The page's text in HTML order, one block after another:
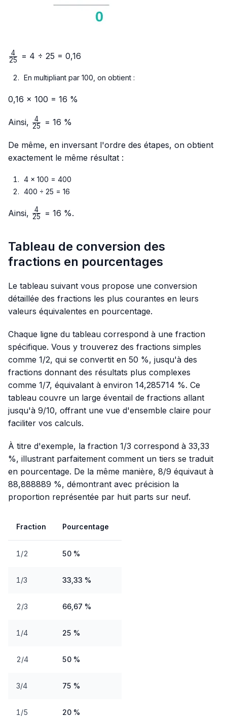
\frac{4}
25
4 = 4 ÷ 25 = 0,16
En multipliant par 100, on obtient :
0,16 × 100 = 16 %
Ainsi, \frac{4}
25
4 = 16 %
De même, en inversant l'ordre des étapes, on obtient
exactement le même résultat :
4 × 100 = 400
400 ÷ 25 = 16
Ainsi, \frac{4}
25
4 = 16 %.
Tableau de conversion des
fractions en pourcentages
Le tableau suivant vous propose une conversion
détaillée des fractions les plus courantes en leurs
valeurs équivalentes en pourcentage.
Chaque ligne du tableau correspond à une fraction
spécifique. Vous y trouverez des fractions simples
comme 1/2, qui se convertit en 50 %, jusqu'à des
fractions donnant des résultats plus complexes
comme 1/7, équivalant à environ 14,285714 %. Ce
tableau couvre un large éventail de fractions allant
jusqu'à 9/10, offrant une vue d'ensemble claire pour
faciliter vos calculs.
À titre d'exemple, la fraction 1/3 correspond à 33,33
%, illustrant parfaitement comment un tiers se traduit
en pourcentage. De la même manière, 8/9 équivaut à
88,888889 %, démontrant avec précision la
proportion représentée par huit parts sur neuf.
Fraction Pourcentage
1/2 50 %
1/3 33,33 %
2/3 66,67 %
1/4 25 %
2/4 50 %
3/4 75 %
1/5 20 %